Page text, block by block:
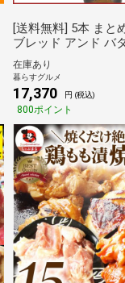
[送料無料] 5本 まと
ブレッド アンド バ
ネ 750ml 5本 セット
～4営業日以内に出
リカ 白ワイン白 お誕生日 お祝い
[常温][3～4営業日以
倉庫A
在庫あり
暮らすグルメ
17,370 円 (税込)
800ポイント